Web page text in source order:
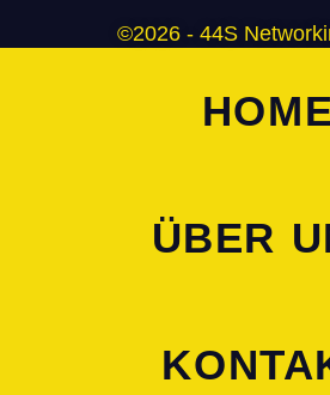
©2026 - 44S
HOME
ÜBER